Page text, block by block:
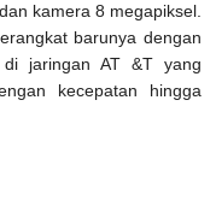
kamera 8 megapiksel.
barunya dengan
jaringan AT &T yang
kecepatan hingga